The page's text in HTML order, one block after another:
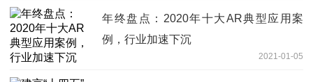
年终盘点：2020年十大AR典型应用案
例，行业加速下沉
2021-01-05